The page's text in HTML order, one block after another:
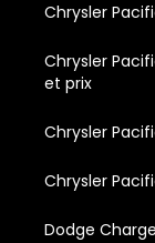
Chrysler
Chrysler
et prix
Chrysler
Chrysler
Dodge